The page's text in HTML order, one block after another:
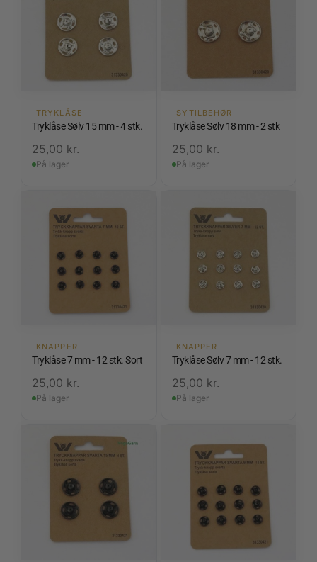
TRYKLÅSE
Tryklåse Sølv 15 mm - 4 stk.
25,00 kr.
På lager
SYTILBEHØR
Tryklåse Sølv 18 mm - 2 stk
25,00 kr.
På lager
KNAPPER
Tryklåse 7 mm - 12 stk. Sort
25,00 kr.
På lager
KNAPPER
Tryklåse Sølv 7 mm - 12 stk.
25,00 kr.
På lager